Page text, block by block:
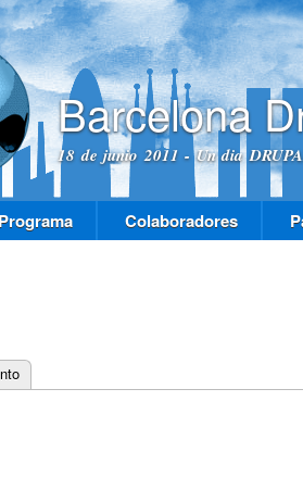
Barcelona
18 de junio 2011 - Un dia
Programa Colaboradores